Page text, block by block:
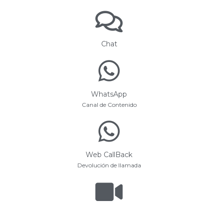
Chat
WhatsApp
Canal de Contenido
Web CallBack
Devolución de llamada